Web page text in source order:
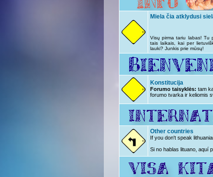
Miela čia atklydusi
Visų pirma tariu labas! Tu
tais laikais, kai per
lauki? Junkis prie mūsų!
Konstitucija
Forumo taisyklės: tam
forumo tvarka ir keliomis
Other countries
If you don't speak
Si no hablas lituano, aquí